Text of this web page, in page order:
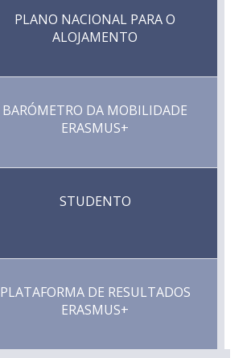
PLANO NACIONAL PARA O
ALOJAMENTO
BARÓMETRO DA MOBILIDADE
ERASMUS+
STUDENTO
PLATAFORMA DE RESULTADOS
ERASMUS+